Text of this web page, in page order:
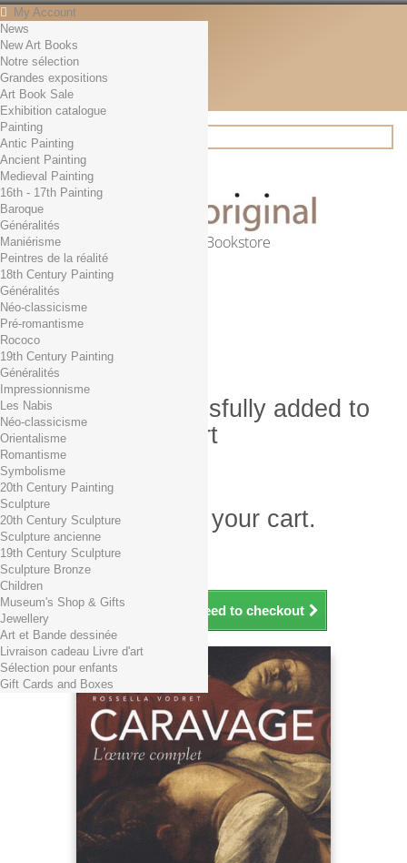
My Account
Contact
English
English
Français
News
Search
Online Art Bookstore
Cart (empty)
No products
Free shipping!
0,00 € Total
Check out
Product successfully added to
your shopping cart
Quantity
Total
There is 1 item in your cart.
Total products (tax incl.)
Total shipping TTC
Total (tax incl.)
Continue shopping Proceed to checkout
News
New Art Books
Notre sélection
Grandes expositions
Art Book Sale
Exhibition catalogue
Painting
Antic Painting
Ancient Painting
Medieval Painting
16th - 17th Painting
Baroque
Généralités
Maniérisme
Peintres de la réalité
18th Century Painting
Généralités
Néo-classicisme
Pré-romantisme
Rococo
19th Century Painting
Généralités
Impressionnisme
Les Nabis
Néo-classicisme
Orientalisme
Romantisme
Symbolisme
20th Century Painting
Sculpture
20th Century Sculpture
Sculpture ancienne
19th Century Sculpture
Sculpture Bronze
Children
Museum's Shop & Gifts
Jewellery
Art et Bande dessinée
Livraison cadeau Livre d'art
Sélection pour enfants
Gift Cards and Boxes